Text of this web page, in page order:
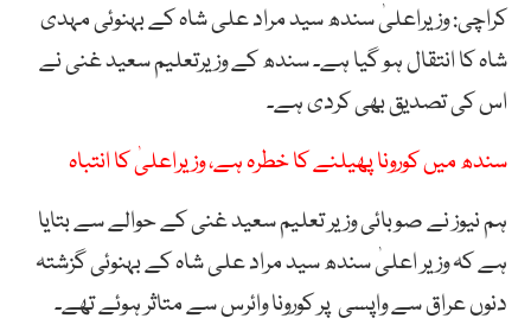
کراچی: وزیراعلیٰ سندھ سید مراد علی شاہ کے بہنوئی مہدی
شاہ کا انتقال ہو گیا ہے۔ سندھ کے وزیرتعلیم سعید غنی نے
اس کی تصدیق بھی کردی ہے۔
سندھ میں کورونا پھیلنے کا خطرہ ہے، وزیراعلیٰ کا انتباہ
ہم نیوز نے صوبائی وزیر تعلیم سعید غنی کے حوالے سے بتایا
ہے کہ وزیر اعلیٰ سندھ سید مراد علی شاہ کے بہنوئی گزشتہ
دنوں عراق سے واپسی پر کورونا وائرس سے متاثر ہوئے تھے۔